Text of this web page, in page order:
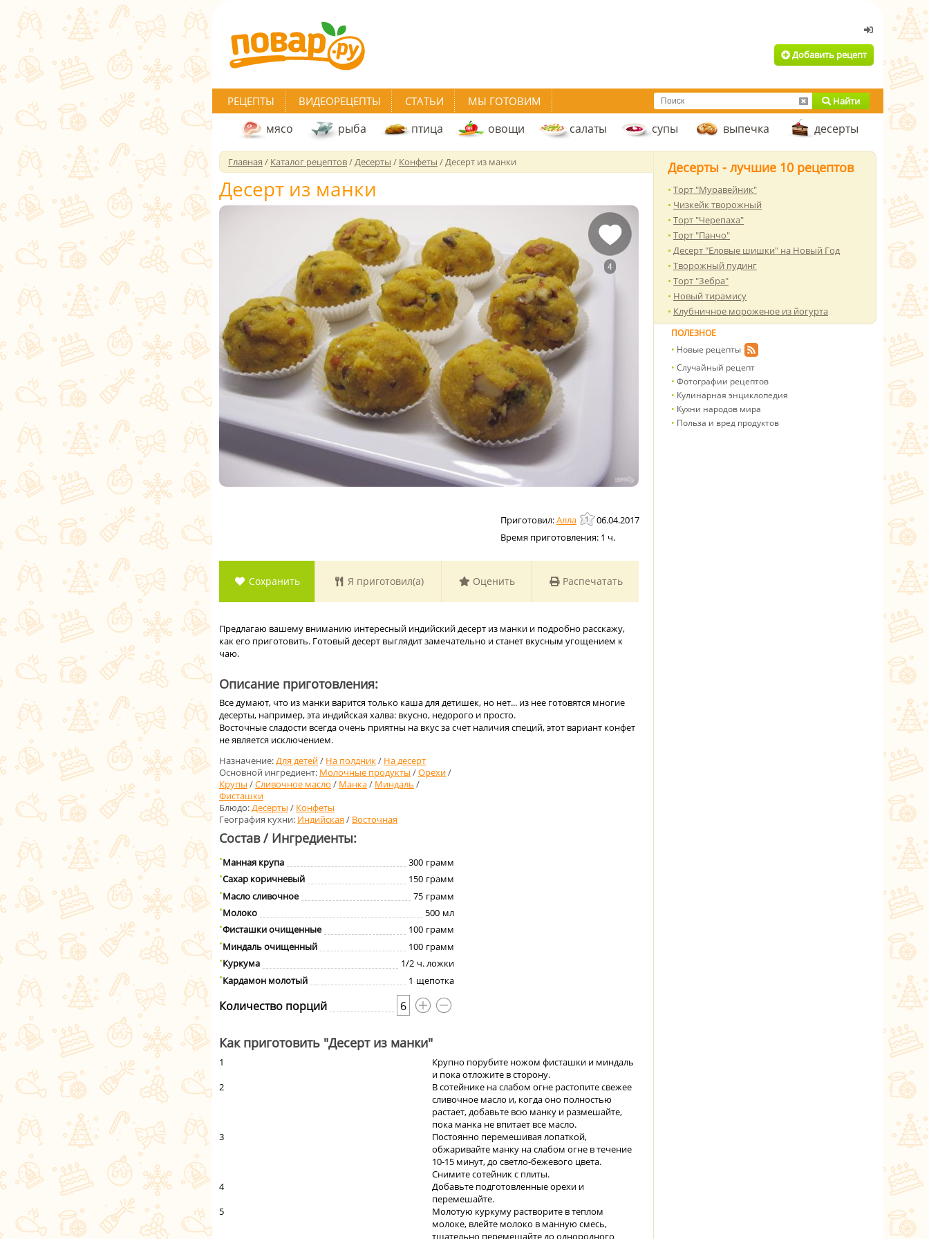
Добавить рецепт
РЕЦЕПТЫ ВИДЕОРЕЦЕПТЫ СТАТЬИ МЫ ГОТОВИМ Найти
мясо рыба птица овощи салаты супы выпечка десерты
Главная / Каталог рецептов/Десерты / Конфеты /Десерт из манки
Десерт из манки
4
Алла
06.04.2017
Время приготовления: 1 ч.
Сохранить Я приготовил(а) Оценить Распечатать
Предлагаю вашему вниманию интересный индийский десерт из манки и подробно расскажу,
как его приготовить. Готовый десерт выглядит замечательно и станет вкусным угощением к
чаю.
Описание приготовления:
Все думают, что из манки варится только каша для детишек, но нет... из нее готовятся многие
десерты, например, эта индийская халва: вкусно, недорого и просто.
Восточные сладости всегда очень приятны на вкус за счет наличия специй, этот вариант конфет
не является исключением.
Назначение:Для детей/ На полдник/ На десерт
Основной ингредиент: Молочные продукты /Орехи/
Крупы /Сливочное масло / Манка/ Миндаль /
Фисташки
Блюдо:Десерты / Конфеты
География кухни: Индийская/ Восточная
Состав / Ингредиенты:
Манная крупа 300 грамм
Сахар коричневый
150 грамм
Масло сливочное
75 грамм
Молоко
500 мл
Фисташки очищенные
100 грамм
Миндаль очищенный
100 грамм
Куркума
1/2 ч. ложки
Кардамон молотый
1 щепотка
Количество порций 6
Как приготовить "Десерт из манки"
1
Крупно порубите ножом фисташки и миндаль
и пока отложите в сторону.
2
В сотейнике на слабом огне растопите свежее
сливочное масло и, когда оно полностью
растает, добавьте всю манку и размешайте,
пока манка не впитает все масло.
3
Постоянно перемешивая лопаткой,
обжаривайте манку на слабом огне в течение
10-15 минут, до светло-бежевого цвета.
Снимите сотейник с плиты.
4
Добавьте подготовленные орехи и
перемешайте.
5
Молотую куркуму растворите в теплом
молоке, влейте молоко в манную смесь,
тщательно перемешайте до однородного
Десерты - лучшие 10 рецептов
Торт "Муравейник"
Чизкейк творожный
Торт "Черепаха"
Торт "Панчо"
Десерт "Еловые шишки" на Новый Год
Творожный пудинг
Торт "Зебра"
Новый тирамису
Клубничное мороженое из йогурта
ПОЛЕЗНОЕ
Новые рецепты
Случайный рецепт
Фотографии рецептов
Кулинарная энциклопедия
Кухни народов мира
Польза и вред продуктов